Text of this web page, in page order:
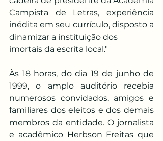
Campista de Letras, experiência
inédita em seu currículo, disposto a
dinamizar a instituição dos
imortais da escrita local."
Às 18 horas, do dia 19 de junho de
1999, o amplo auditório recebia
numerosos convidados, amigos e
familiares dos eleitos e dos demais
membros da entidade. O jornalista
e acadêmico Herbson Freitas que